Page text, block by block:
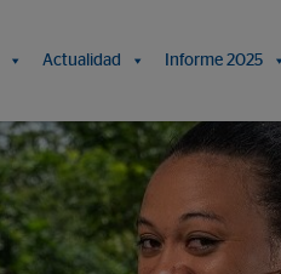
Actualidad Informe 2025